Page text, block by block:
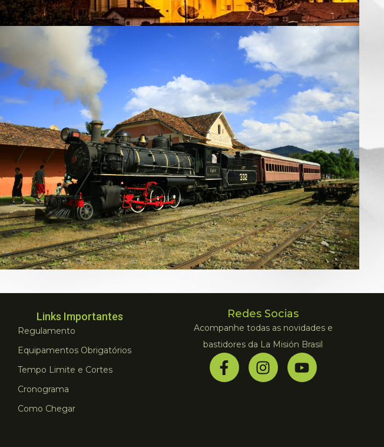
Links Importantes
Regulamento
Equipamentos Obrigatórios
Tempo Limite e Cortes
Cronograma
Como Chegar
Redes Socias
Acompanhe todas as novidades e
bastidores da La Misión Brasil